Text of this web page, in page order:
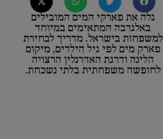
גלה את פארקי המים המובילים
באלגרבה המתאימים במיוחד
למשפחות בישראל. מדריך לבחירת
פארק מים לפי גיל הילדים, מיקום
הלינה ודרגת האדרנלין הרצויה
לחופשה משפחתית בלתי נשכחת.